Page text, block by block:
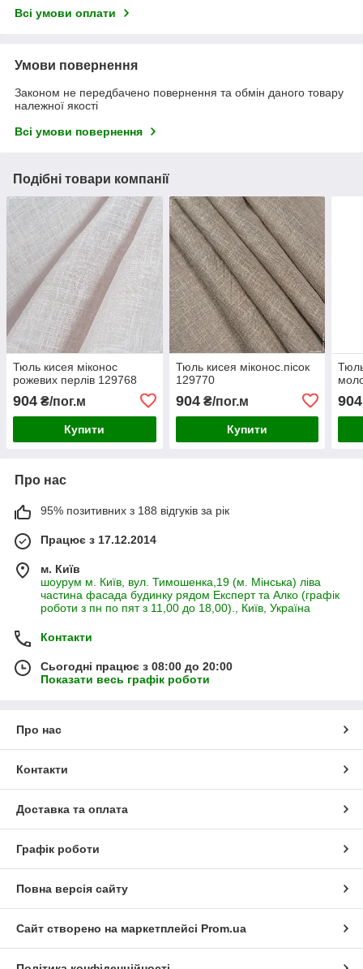
Всі умови оплати
Умови повернення
Законом не передбачено повернення та обмін даного товару
належної якості
Всі умови повернення
Подібні товари компанії
Тюль кисея міконос
рожевих перлів 129768
904 ₴/пог.м
Купити
Тюль кисея міконос.пісок
129770
904₴/пог.м
Купити
904
Про нас
95% позитивних з 188 відгуків за рік
Працює з 17.12.2014
м. Київ
шоурум м. Київ, вул. Тимошенка,19 (м. Мінська) ліва
частина фасада будинку рядом Експерт та Алко (графік
роботи з пн по пят з 11,00 до 18,00)., Київ, Україна
Контакти
Сьогодні працює з 08:00 до 20:00
Показати весь графік роботи
Про нас
Контакти
Доставка та оплата
Графік роботи
Повна версія сайту
Сайт створено на маркетплейсі Prom.ua